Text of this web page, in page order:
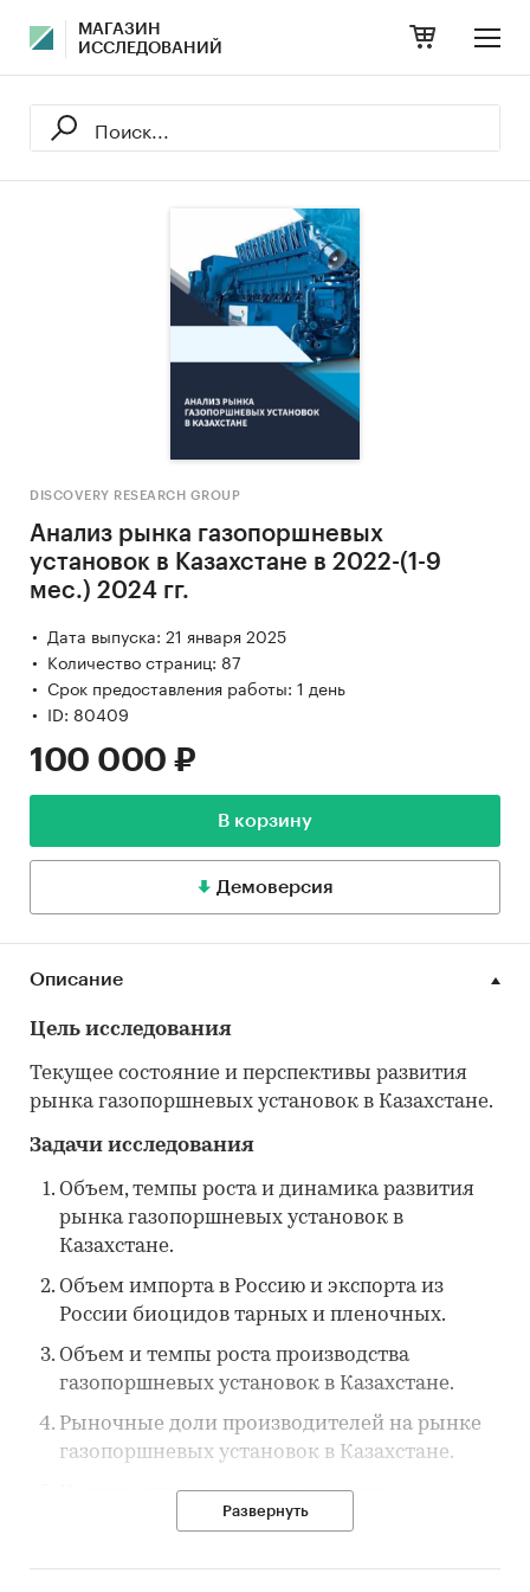
МАГАЗИН
ИССЛЕДОВАНИЙ
DISCOVERY RESEARCH GROUP
Анализ рынка газопоршневых
установок в Казахстане в 2022-(1-9
мес.) 2024 гг.
Дата выпуска: 21 января 2025
Количество страниц: 87
Срок предоставления работы: 1 день
ID: 80409
100 000 ₽
В корзину
Демоверсия
Описание
Цель исследования
Текущее состояние и перспективы развития
рынка газопоршневых установок в Казахстане.
Задачи исследования
Объем, темпы роста и динамика развития
рынка газопоршневых установок в
Казахстане.
Объем импорта в Россию и экспорта из
России биоцидов тарных и пленочных.
Объем и темпы роста производства
газопоршневых установок в Казахстане.
Рыночные доли производителей на рынке
газопоршневых установок в Казахстане.
Конкурентная ситуация на рынке
газопоршневых установок в Казахстане.
Развернуть